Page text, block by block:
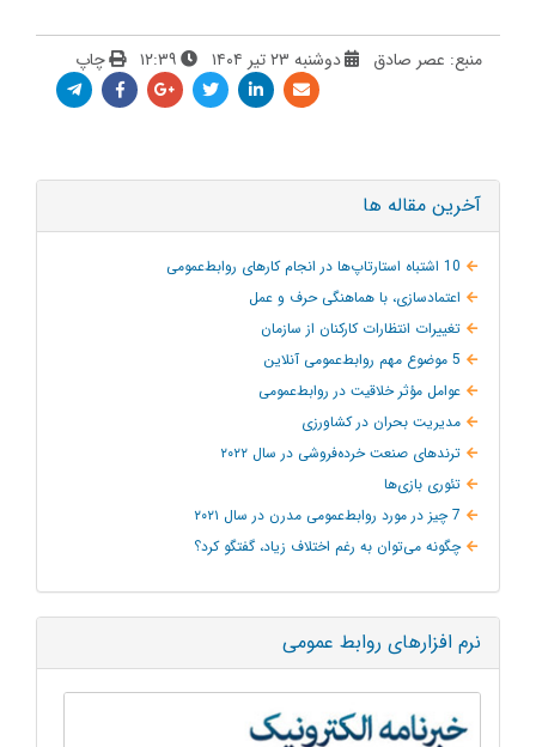
منبع: عصر صادق دوشنبه ۲۳ تیر ۱۴۰۴ ۱۲:۳۹ چاپ
آخرین مقاله ها
10 اشتباه استارتاپ‌ها در انجام کارهای روابط‌عمومی
اعتمادسازی، با هماهنگی حرف و عمل
تغییرات انتظارات کارکنان از سازمان
5 موضوع مهم روابط‌عمومی آنلاین
عوامل مؤثر خلاقیت در روابط‌عمومی
مدیریت بحران در کشاورزی
ترند‌های صنعت خرده‌فروشی در سال ۲۰۲۲
تئوری بازی‌ها
7 چیز در مورد روابط‌عمومی مدرن در سال ۲۰۲۱
چگونه می‌توان به‌ رغم اختلاف زیاد، گفتگو کرد؟
نرم افزارهای روابط عمومی